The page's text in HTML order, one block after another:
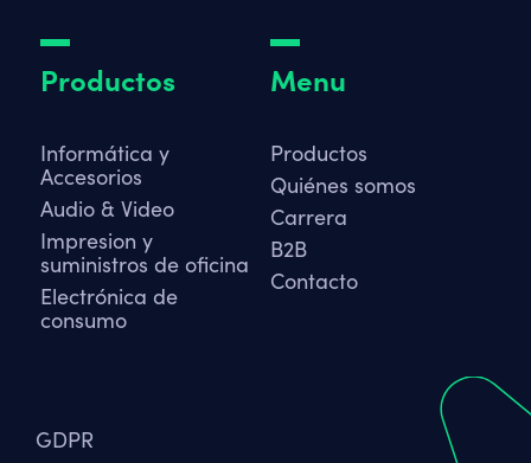
Productos
Informática y
Accesorios
Audio & Video
Impresion y
suministros de oficina
Electrónica de
consumo
Menu
Productos
Quiénes somos
Carrera
B2B
Contacto
GDPR